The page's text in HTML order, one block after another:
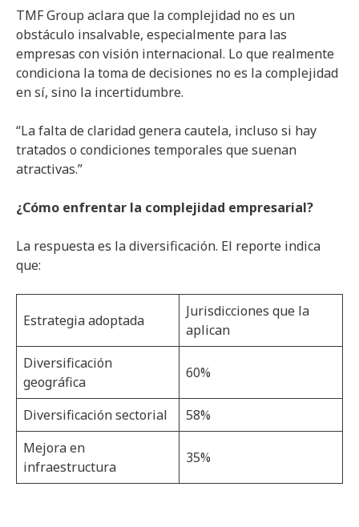
TMF Group aclara que la complejidad no es un
obstáculo insalvable, especialmente para las
empresas con visión internacional. Lo que realmente
condiciona la toma de decisiones no es la complejidad
en sí, sino la incertidumbre.
“La falta de claridad genera cautela, incluso si hay
tratados o condiciones temporales que suenan
atractivas.”
¿Cómo enfrentar la complejidad empresarial?
La respuesta es la diversificación. El reporte indica
que:
Estrategia adoptada
Jurisdicciones que la
aplican
Diversificación
geográfica
60%
Diversificación sectorial
58%
Mejora en
infraestructura
35%